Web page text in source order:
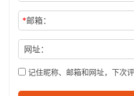
*邮箱：
网址：
记住昵称、邮箱和网址，下次